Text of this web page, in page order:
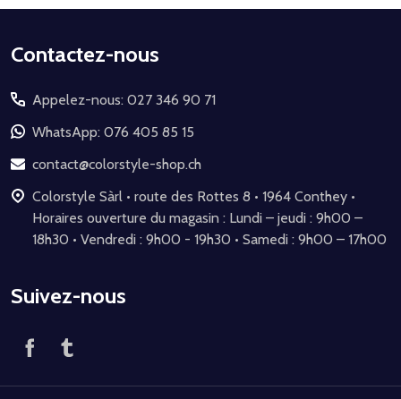
Début
pied
de
page
Contactez-nous
Appelez-nous: 027 346 90 71
WhatsApp: 076 405 85 15
contact@colorstyle-shop.ch
Colorstyle Sàrl • route des Rottes 8 • 1964 Conthey •
Horaires ouverture du magasin : Lundi – jeudi : 9h00 –
18h30 • Vendredi : 9h00 - 19h30 • Samedi : 9h00 – 17h00
Suivez-nous